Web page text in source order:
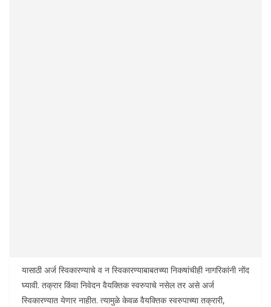
यासाठी अर्ज स्विकारण्याचे व न स्विकारण्याबाबतच्या निकषांचीही नागरिकांनी नोंद
घ्यावी. तक्रार किंवा निवेदन वैयक्तिक स्वरुपाचे नसेल तर असे अर्ज
स्विकारण्यात येणार नाहीत. त्यामुळे केवळ वैयक्तिक स्वरुपाच्या तक्रारी,